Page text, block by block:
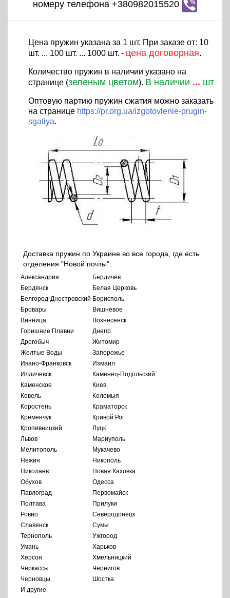
номеру телефона +380982015520
Цена пружин указана за 1 шт. При заказе от: 10
шт. ... 100 шт. ... 1000 шт. - цена договорная.
Количество пружин в наличии указано на
странице (зеленым цветом). В наличии ... шт
Оптовую партию пружин сжатия можно заказать
на странице https://pr.org.ua/izgotovlenie-prugin-
sgatiya.
Доставка пружин по Украине во все города, где есть
отделения "Новой почты":
Александрия
Бердичев
Бердянск
Белая Церковь
Белгород-Днестровский Борисполь
Бровары
Вишневое
Винница
Вознесенск
Горишние Плавни
Днепр
Дрогобыч
Житомир
Желтые Воды
Запорожье
Ивано-Франковск
Измаил
Илличевск
Каменец-Подольский
Каменское
Киев
Ковель
Коломыя
Коростень
Краматорск
Кременчук
Кривой Рог
Кропивницкий
Луцк
Львов
Мариуполь
Мелитополь
Мукачево
Нежин
Никополь
Николаев
Новая Каховка
Обухов
Одесса
Павлоград
Первомайск
Полтава
Прилуки
Ровно
Северодонецк
Славянск
Сумы
Тернополь
Ужгород
Умань
Харьков
Херсон
Хмельницкий
Черкассы
Чернигов
Черновцы
Шостка
И другие